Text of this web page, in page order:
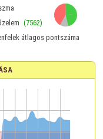
(7562)
átlagos pontszáma